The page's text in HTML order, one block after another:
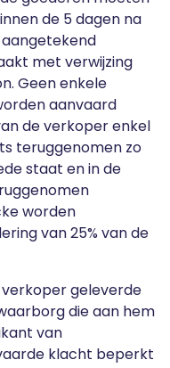
de 5 dagen na
met verwijzing
Geen enkele
aanvaard
de verkoper enkel
teruggenomen zo
staat en in de
worden
van 25% van de
verkoper geleverde
die aan hem
van
klacht beperkt